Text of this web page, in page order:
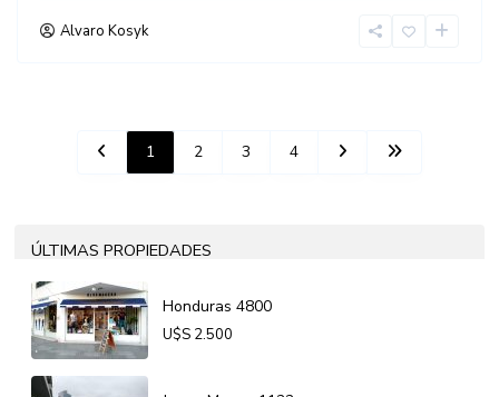
Alvaro Kosyk
1 2 3 4
ÚLTIMAS PROPIEDADES
Honduras 4800
U$S 2.500